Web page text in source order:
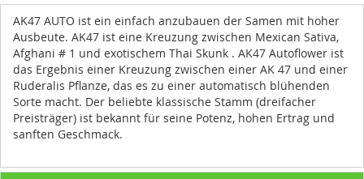
AK47 AUTO ist ein einfach anzubauen der Samen mit hoher
Ausbeute. AK47 ist eine Kreuzung zwischen Mexican Sativa,
Afghani # 1 und exotischem Thai Skunk . AK47 Autoflower ist
das Ergebnis einer Kreuzung zwischen einer AK 47 und einer
Ruderalis Pflanze, das es zu einer automatisch blühenden
Sorte macht. Der beliebte klassische Stamm (dreifacher
Preisträger) ist bekannt für seine Potenz, hohen Ertrag und
sanften Geschmack.